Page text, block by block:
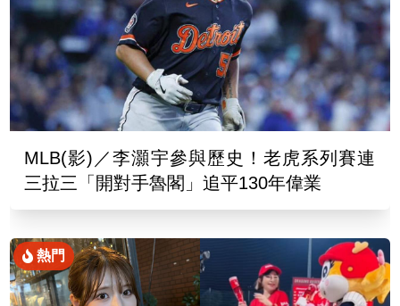
MLB(影)／李灝宇參與歷史！老虎系列賽連
三拉三「開對手魯閣」追平130年偉業
熱門